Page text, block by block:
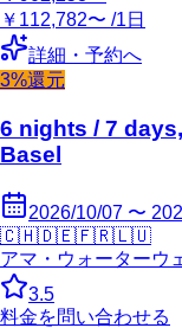
￥112,782〜 /1日
詳細・予約へ
3%還元
6 nights / 7
Basel
2026/10/07 〜
🇨🇭🇩🇪🇫🇷🇱🇺
アマ・ウォーターウ
3.5
料金を問い合わせる